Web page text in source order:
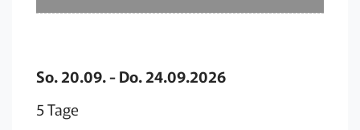
So. 20.09. - Do. 24.09.2026
5 Tage